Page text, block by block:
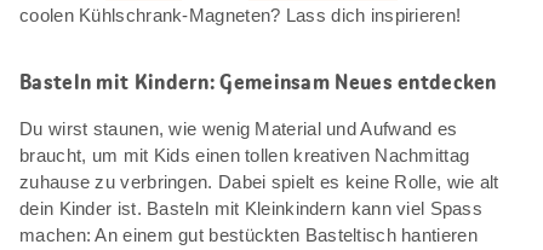
coolen Kühlschrank-Magneten? Lass dich inspirieren!
Basteln mit Kindern: Gemeinsam Neues entdecken
Du wirst staunen, wie wenig Material und Aufwand es
braucht, um mit Kids einen tollen kreativen Nachmittag
zuhause zu verbringen. Dabei spielt es keine Rolle, wie alt
dein Kinder ist. Basteln mit Kleinkindern kann viel Spass
machen: An einem gut bestückten Basteltisch hantieren